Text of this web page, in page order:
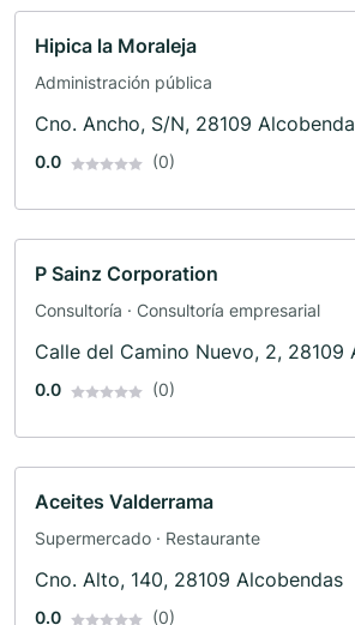
Hipica la Moraleja
Administración pública
Cno. Ancho, S/N, 28109
0.0 (0)
P Sainz Corporation
Consultoría · Consultoría empresarial
Calle del Camino Nuevo, 2, 28109
0.0 (0)
Aceites Valderrama
Supermercado · Restaurante
Cno. Alto, 140, 28109 Alcobendas
0.0 (0)